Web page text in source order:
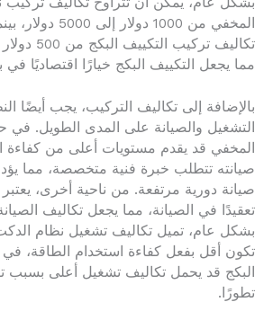
المخفي من 1000 دولار
مما يجعل التكييف البكج خيارًا اقتصاديًا
بالإضافة إلى تكاليف التركيب، يجب أيضًا
التشغيل والصيانة على المدى الطويل. في
المخفي قد يقدم مستويات أعلى من كفاءة
صيانته تتطلب خبرة فنية متخصصة، مما
صيانة دورية مرتفعة. من ناحية أخرى، يعتبر
تعقيدًا في الصيانة، مما يجعل تكاليف
بشكل عام، تميل تكاليف تشغيل نظام
تكون أقل بفعل كفاءة استخدام الطاقة،
البكج قد يحمل تكاليف تشغيل أعلى بسبب
تطورًا.